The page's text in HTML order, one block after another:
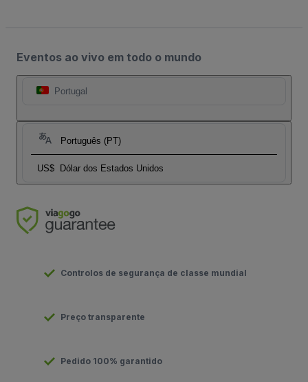
Eventos ao vivo em todo o mundo
Portugal
Português (PT)
US$ Dólar dos Estados Unidos
Controlos de segurança de classe mundial
Preço transparente
Pedido 100% garantido